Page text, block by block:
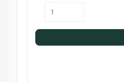
Karton
Mini
Menge